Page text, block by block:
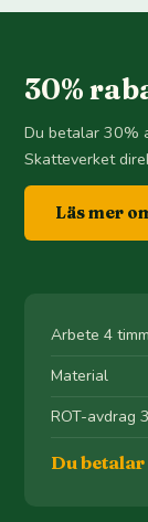
30%
Du betalar 30%
Skatteverket
Läs mer
Arbete 4
Material
ROT-avdrag
Du betalar